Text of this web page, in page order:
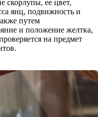
скорлупы, ее цвет,
яиц, подвижность и
путем
и положение желтка,
на предмет